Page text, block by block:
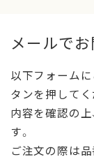
メールで
以下フォームに
タンを押してく
内容を確認の
す。
ご注文の際は